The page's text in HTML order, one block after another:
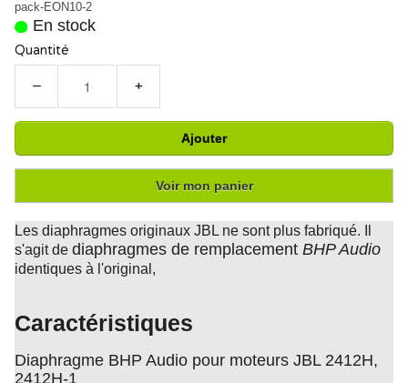
pack-EON10-2
En stock
Quantité
− +
Ajouter
Voir mon panier
Les diaphragmes originaux JBL ne sont plus fabriqué. Il
s'agit de diaphragmes de remplacement BHP Audio
identiques à l'original,
Caractéristiques
Diaphragme BHP Audio pour moteurs JBL 2412H,
2412H-1